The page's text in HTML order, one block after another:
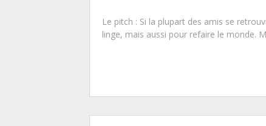
Le pitch : Si la plupart des amis se
linge, mais aussi pour refaire le monde.